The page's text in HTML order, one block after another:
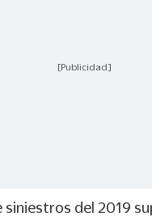
[Publicidad]
siniestros del 2019